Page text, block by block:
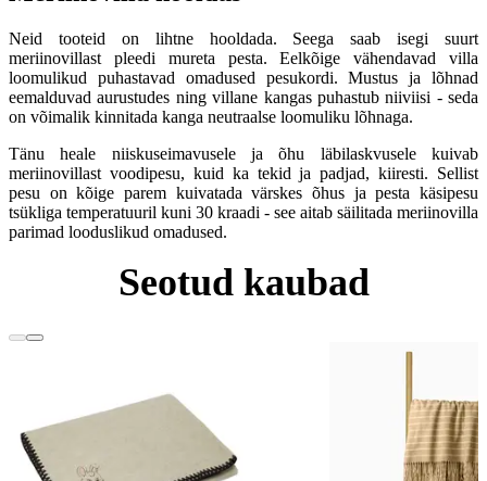
Neid tooteid on lihtne hooldada. Seega saab isegi suurt
meriinovillast pleedi mureta pesta. Eelkõige vähendavad villa
loomulikud puhastavad omadused pesukordi. Mustus ja lõhnad
eemalduvad aurustudes ning villane kangas puhastub niiviisi - seda
on võimalik kinnitada kanga neutraalse loomuliku lõhnaga.
Tänu heale niiskuseimavusele ja õhu läbilaskvusele kuivab
meriinovillast voodipesu, kuid ka tekid ja padjad, kiiresti. Sellist
pesu on kõige parem kuivatada värskes õhus ja pesta käsipesu
tsükliga temperatuuril kuni 30 kraadi - see aitab säilitada meriinovilla
parimad looduslikud omadused.
Seotud kaubad